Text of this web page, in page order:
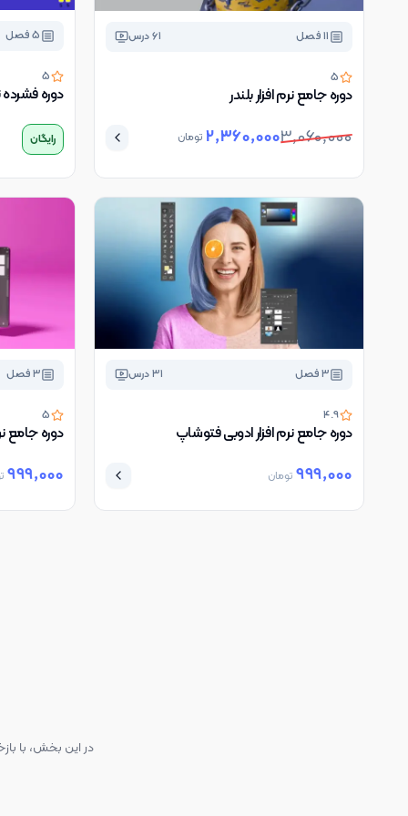
11فصل 61درس
5
دوره جامع نرم افزار بلندر
3,060,000
2,360,000 تومان
5فصل
5
دوره فشرده
رایگان
3فصل 31درس
4.9
دوره جامع نرم افزار ادوبی فتوشاپ
999,000 تومان
3فصل
5
دوره جامع
999,000
در این بخش، با